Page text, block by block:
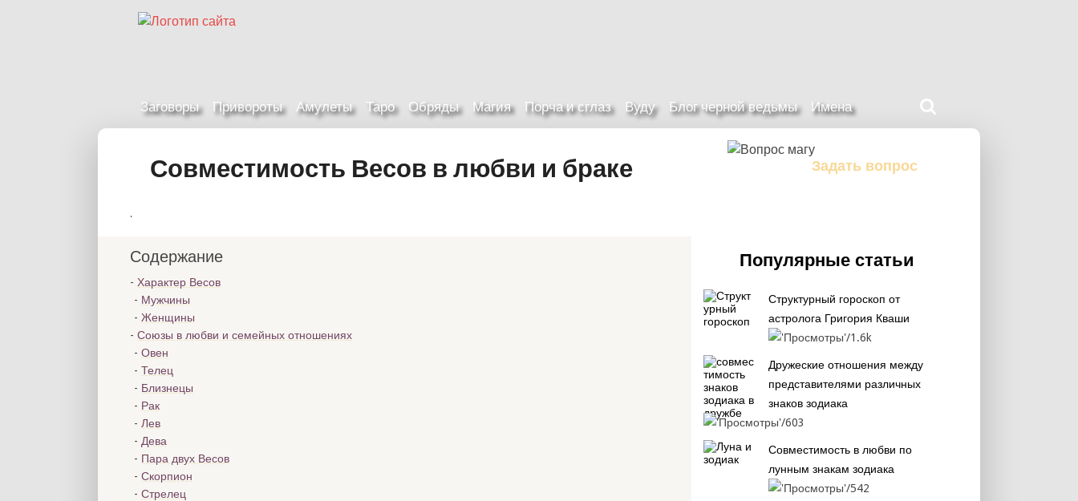
Заговоры Привороты Амулеты Таро Обряды Магия Порча и сглаз Вуду Блог черной ведьмы Имена
сайте
Совместимость Весов в любви и браке
.
Содержание
Характер Весов
Мужчины
Женщины
Союзы в любви и семейных отношениях
Овен
Телец
Близнецы
Рак
Лев
Дева
Пара двух Весов
Скорпион
Стрелец
Задать вопрос
Популярные статьи
Структурный гороскоп от
астролога Григория Кваши
1.6k
Дружеские отношения между
представителями различных
знаков зодиака
603
Совместимость в любви по
лунным знакам зодиака
542